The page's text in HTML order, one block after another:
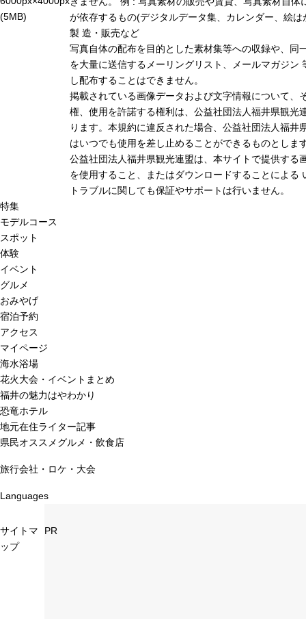
(5MB)
が依存するもの(デジタルデータ集、カレンダー、絵は
製 造・販売など
写真自体の配布を目的とした素材集等への収録や、同
を大量に送信するメーリングリスト、メールマガジン
し配布することはできません。
掲載されている画像データおよび文字情報について、
権、使用を許諾する権利は、公益社団法人福井県観光
ります。本規約に違反された場合、公益社団法人福井
はいつでも使用を差し止めることができるものとしま
公益社団法人福井県観光連盟は、本サイトで提供する
を使用すること、またはダウンロードすることによる
トラブルに関しても保証やサポートは行いません。
特集
モデルコース
スポット
体験
イベント
グルメ
おみやげ
宿泊予約
アクセス
マイページ
海水浴場
花火大会・イベントまとめ
福井の魅力はやわかり
恐竜ホテル
地元在住ライター記事
県民オススメグルメ・飲食店
旅行会社・ロケ・大会
Languages
サイトマ
ップ
PR